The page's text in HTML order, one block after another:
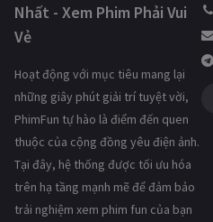
Nhất - Xem Phim Phải Vui
Vẻ
Hoạt động với mục tiêu mang lại
những giây phút giải trí tuyệt vời,
PhimFun tự hào là điểm đến quen
thuộc của cộng đồng yêu điện ảnh.
Tại đây, hệ thống được tối ưu hóa
trên hạ tầng mạnh mẽ để đảm bảo
trải nghiệm xem phim fun của bạn